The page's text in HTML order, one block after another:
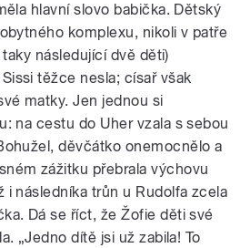
hlavní slovo babička. Dětský
komplexu, nikoli v patře
následující dvě děti)
těžce nesla; císař však
matky. Jen jednou si
na cestu do Uher vzala s sebou
děvčátko onemocnělo a
zážitku přebrala výchovu
i následníka trůn u Rudolfa zcela
Dá se říct, že Žofie děti své
„Jedno dítě jsi už zabila! To